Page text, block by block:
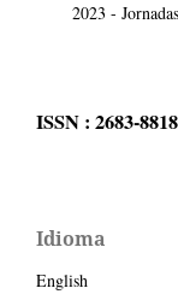
2023 -
ISSN : 2683-8818
Idioma
English